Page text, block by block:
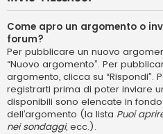
Come apro un argomento o
forum?
Per pubblicare un nuovo
“Nuovo argomento”. Per
argomento, clicca su “Rispondi”.
registrarti prima di poter inviare
disponibili sono elencate in
dell’argomento (la lista Puoi
nei sondaggi, ecc.).